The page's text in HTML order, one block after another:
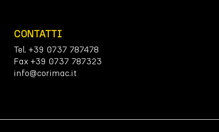
CONTATTI
Tel. +39 0737 787478
Fax +39 0737 787323
info@corimac.it